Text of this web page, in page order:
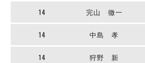
名古屋オーシャンズ
ボルクバレット北九州
FOLLOW US!
14 完山 徹一
14 中島 孝
14 狩野 新